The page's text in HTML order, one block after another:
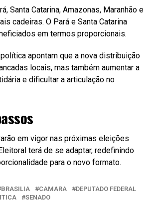
Santa Catarina, Amazonas, Maranhão e
cadeiras. O Pará e Santa Catarina
em termos proporcionais.
apontam que a nova distribuição
locais, mas também aumentar a
e dificultar a articulação no
em vigor nas próximas eleições
terá de se adaptar, redefinindo
para o novo formato.
BRASILIA CAMARA
DEPUTADO FEDERAL
SENADO